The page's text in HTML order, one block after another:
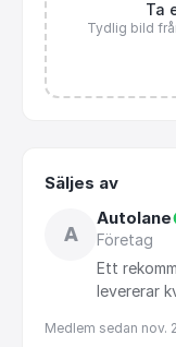
Ta
Tydlig bild
Säljes av
A
Autolane
Företag
Ett
levererar
Medlem sedan nov.